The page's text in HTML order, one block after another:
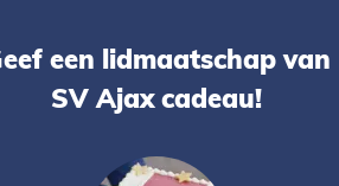
een lidmaatschap van
SV Ajax cadeau!